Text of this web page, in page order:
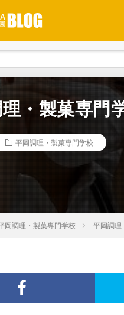
・製菓専門
平岡調理・製菓専門学校
岡調理・製菓専門学校 平岡調理